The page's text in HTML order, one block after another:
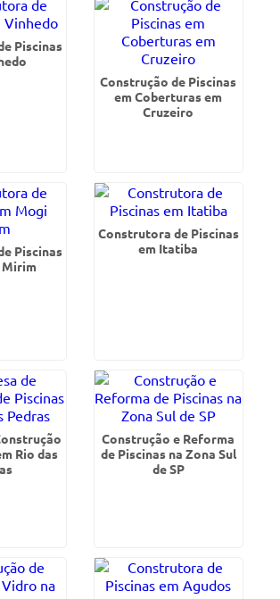
Piscinas
Construção de Piscinas
em Coberturas em
Cruzeiro
Piscinas
Mirim
Construtora de Piscinas
em Itatiba
Rio das
Construção e Reforma
de Piscinas na Zona Sul
de SP